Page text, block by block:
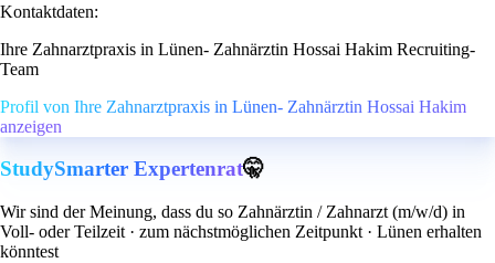
Kontaktdaten:
Ihre Zahnarztpraxis in Lünen- Zahnärztin Hossai Hakim Recruiting-
Team
Profil von Ihre Zahnarztpraxis in Lünen- Zahnärztin Hossai Hakim
anzeigen
StudySmarter Expertenrat🤫
Wir sind der Meinung, dass du so Zahnärztin / Zahnarzt (m/w/d) in
Voll- oder Teilzeit · zum nächstmöglichen Zeitpunkt · Lünen erhalten
könntest